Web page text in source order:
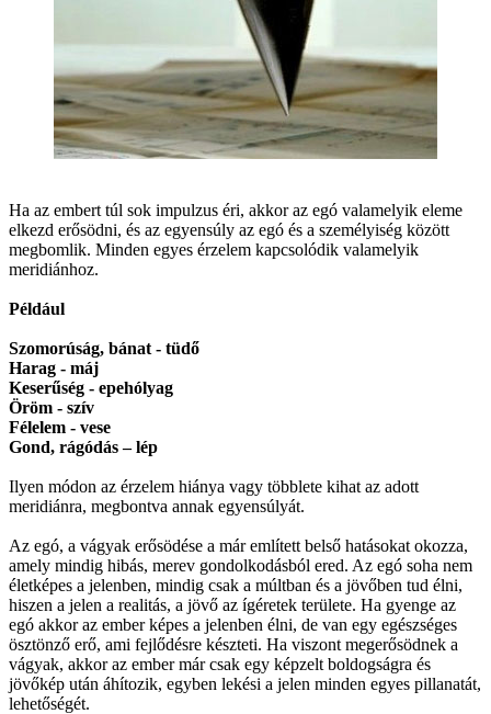
Ha az embert túl sok impulzus éri, akkor az egó valamelyik eleme
elkezd erősödni, és az egyensúly az egó és a személyiség között
megbomlik. Minden egyes érzelem kapcsolódik valamelyik
meridiánhoz.
Például
Szomorúság, bánat - tüdő
Harag - máj
Keserűség - epehólyag
Öröm - szív
Félelem - vese
Gond, rágódás – lép
Ilyen módon az érzelem hiánya vagy többlete kihat az adott
meridiánra, megbontva annak egyensúlyát.
Az egó, a vágyak erősödése a már említett belső hatásokat okozza,
amely mindig hibás, merev gondolkodásból ered. Az egó soha nem
életképes a jelenben, mindig csak a múltban és a jövőben tud élni,
hiszen a jelen a realitás, a jövő az ígéretek területe. Ha gyenge az
egó akkor az ember képes a jelenben élni, de van egy egészséges
ösztönző erő, ami fejlődésre készteti. Ha viszont megerősödnek a
vágyak, akkor az ember már csak egy képzelt boldogságra és
jövőkép után áhítozik, egyben lekési a jelen minden egyes pillanatát,
lehetőségét.